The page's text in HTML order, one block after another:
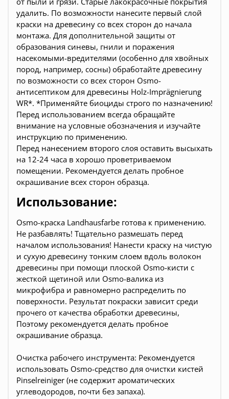
удалить. По возможности нанесите первый слой
краски на древесину со всех сторон до начала
монтажа. Для дополнительной защиты от
образования синевы, гнили и поражения
насекомыми-вредителями (особенно для хвойных
пород, например, сосны) обработайте древесину
по возможности со всех сторон Osmo-
антисептиком для древесины Holz-Imprägnierung
WR*. *Применяйте биоциды строго по назначению!
Перед использованием всегда обращайте
внимание на условные обозначения и изучайте
инструкцию по применению.
Перед нанесением второго слоя оставить высыхать
на 12-24 часа в хорошо проветриваемом
помещении. Рекомендуется делать пробное
окрашивание всех сторон образца.
Использование:
Osmo-краска Landhausfarbe готова к применению.
Не разбавлять! Тщательно размешать перед
началом использования! Нанести краску на чистую
и сухую древесину тонким слоем вдоль волокон
древесины при помощи плоской Osmo-кисти с
жесткой щетиной или Osmo-валика из
микрофибра и равномерно распределить по
поверхности. Результат покраски зависит среди
прочего от качества обработки древесины,
Поэтому рекомендуется делать пробное
окрашивание образца.
Очистка рабочего инструмента: Рекомендуется
использовать Osmo-средство для очистки кистей
Pinselreiniger (не содержит ароматических
углеводородов, почти без запаха).